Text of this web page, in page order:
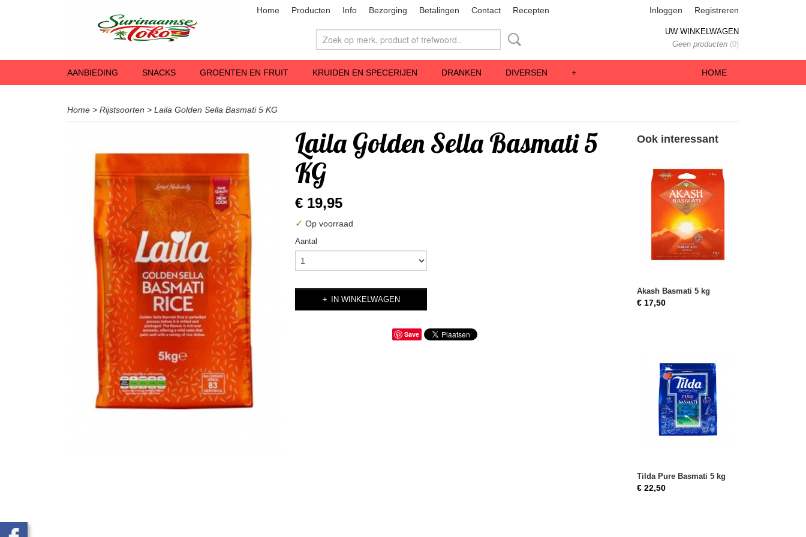
Home Producten Info Bezorging Betalingen Contact Recepten Inloggen Registreren
UW WINKELWAGEN
Geen producten (0)
HOME
AANBIEDING SNACKS GROENTEN EN FRUIT KRUIDEN EN SPECERIJEN DRANKEN DIVERSEN +
Home > Rijstsoorten > Laila Golden Sella Basmati 5 KG
Laila Golden Sella Basmati 5
KG
€ 19,95
✓ Op voorraad
Aantal
IN WINKELWAGEN
Save
Ook interessant
Akash Basmati 5 kg
€ 17,50
Tilda Pure Basmati 5 kg
€ 22,50